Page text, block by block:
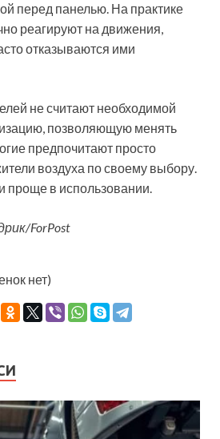
перед панелью. На практике
реагируют на движения,
отказываются ими
не считают необходимой
позволяющую менять
предпочитают просто
воздуха по своему выбору.
проще в использовании.
ForPost
нет)